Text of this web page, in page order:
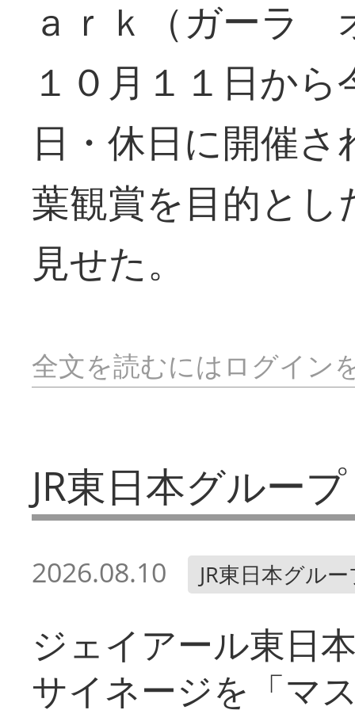
ａｒｋ（ガーラ
１０月１１日か
日・休日に開催
葉観賞を目的と
見せた。
全文を読むにはログイン
JR東日本グループ
2026.08.10 JR東日本グル
ジェイアール東日
サイネージを「マ